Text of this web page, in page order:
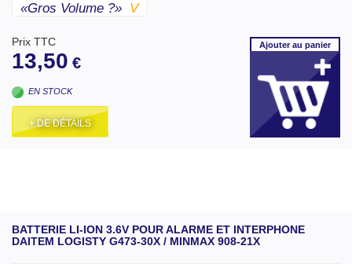
«gros Volume ?» V
Prix TTC
13,50 €
EN STOCK
+ DE DÉTAILS
Ajouterau panier
BATTERIE LI-ION 3.6V POUR ALARME ET INTERPHONE
DAITEM LOGISTY G473-30X / MINMAX 908-21X